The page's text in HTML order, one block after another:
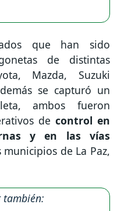
que han sido
de distintas
Mazda, Suzuki
se capturó un
ambos fueron
de control en
y en las vías
de La Paz,
también: